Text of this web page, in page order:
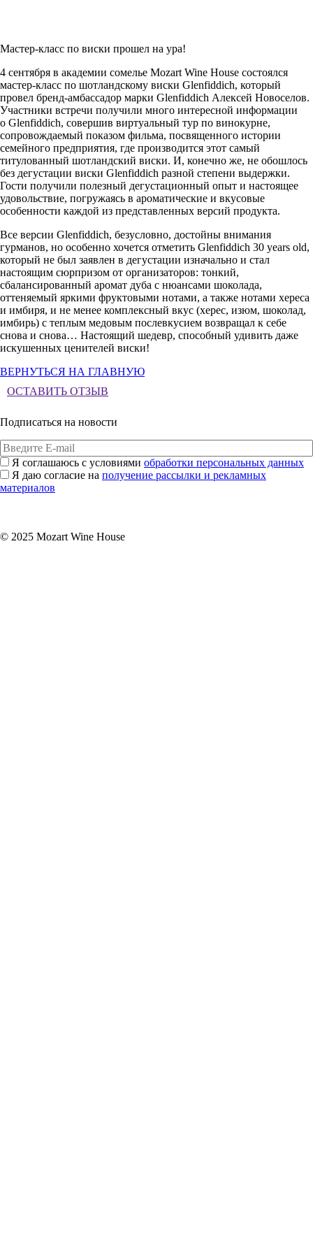
Мастер-класс по виски прошел на ура!
4 сентября в академии сомелье Mozart Wine House состоялся
мастер-класс по шотландскому виски Glenfiddich, который
провел бренд-амбассадор марки Glenfiddich Алексей Новоселов.
Участники встречи получили много интересной информации
о Glenfiddich, совершив виртуальный тур по винокурне,
сопровождаемый показом фильма, посвященного истории
семейного предприятия, где производится этот самый
титулованный шотландский виски. И, конечно же, не обошлось
без дегустации виски Glenfiddich разной степени выдержки.
Гости получили полезный дегустационный опыт и настоящее
удовольствие, погружаясь в ароматические и вкусовые
особенности каждой из представленных версий продукта.
Все версии Glenfiddich, безусловно, достойны внимания
гурманов, но особенно хочется отметить Glenfiddich 30 years old,
который не был заявлен в дегустации изначально и стал
настоящим сюрпризом от организаторов: тонкий,
сбалансированный аромат дуба с нюансами шоколада,
оттеняемый яркими фруктовыми нотами, а также нотами хереса
и имбиря, и не менее комплексный вкус (херес, изюм, шоколад,
имбирь) с теплым медовым послевкусием возвращал к себе
снова и снова… Настоящий шедевр, способный удивить даже
искушенных ценителей виски!
ВЕРНУТЬСЯ НА ГЛАВНУЮ
ОСТАВИТЬ ОТЗЫВ
Подписаться на новости
Я соглашаюсь с условиями обработки персональных данных
Я даю согласие на получение рассылки и рекламных
материалов
© 2025 Mozart Wine House